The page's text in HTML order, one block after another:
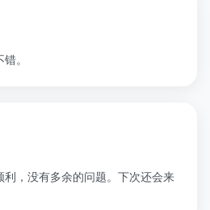
。
，没有多余的问题。下次还会来